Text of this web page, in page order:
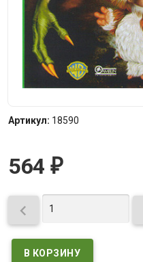
Артикул: 18590
564 ₽
